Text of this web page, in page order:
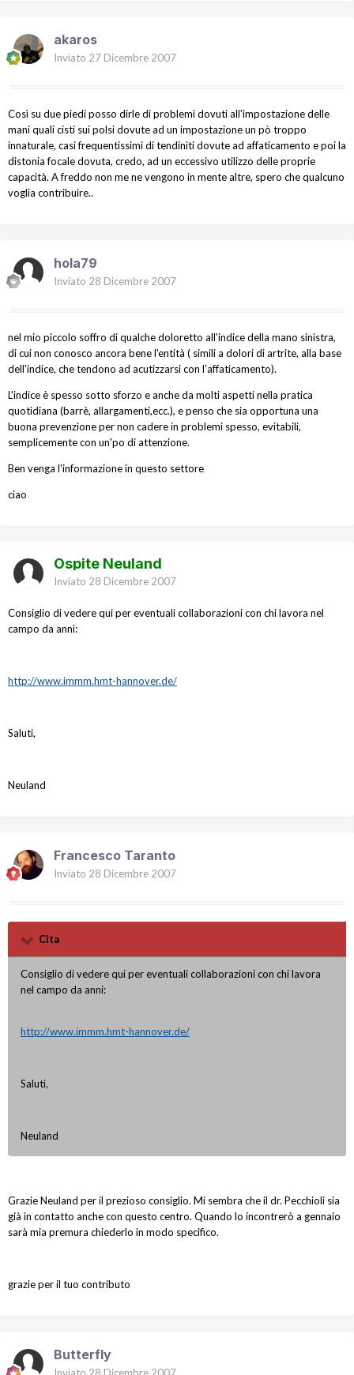
akaros
Inviato 27 Dicembre 2007
Così su due piedi posso dirle di problemi dovuti all'impostazione delle
mani quali cisti sui polsi dovute ad un impostazione un pò troppo
innaturale, casi frequentissimi di tendiniti dovute ad affaticamento e poi la
distonia focale dovuta, credo, ad un eccessivo utilizzo delle proprie
capacità. A freddo non me ne vengono in mente altre, spero che qualcuno
voglia contribuire..
hola79
Inviato 28 Dicembre 2007
nel mio piccolo soffro di qualche doloretto all'indice della mano sinistra,
di cui non conosco ancora bene l'entità ( simili a dolori di artrite, alla base
dell'indice, che tendono ad acutizzarsi con l'affaticamento).
L'indice è spesso sotto sforzo e anche da molti aspetti nella pratica
quotidiana (barrè, allargamenti,ecc.), e penso che sia opportuna una
buona prevenzione per non cadere in problemi spesso, evitabili,
semplicemente con un'po di attenzione.
Ben venga l'informazione in questo settore
ciao
Ospite Neuland
Inviato 28 Dicembre 2007
Consiglio di vedere qui per eventuali collaborazioni con chi lavora nel
campo da anni:
http://www.immm.hmt-hannover.de/
Saluti,
Neuland
Francesco Taranto
Inviato 28 Dicembre 2007
Cita
Consiglio di vedere qui per eventuali collaborazioni con chi lavora
nel campo da anni:
http://www.immm.hmt-hannover.de/
Saluti,
Neuland
Grazie Neuland per il prezioso consiglio. Mi sembra che il dr. Pecchioli sia
già in contatto anche con questo centro. Quando lo incontrerò a gennaio
sarà mia premura chiederlo in modo specifico.
grazie per il tuo contributo
Butterfly